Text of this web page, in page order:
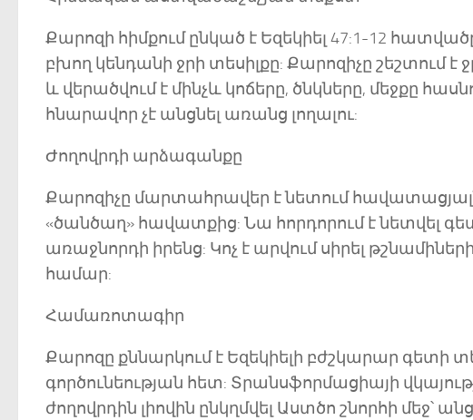
Քարոզի հիմքում ընկած է Եզեկիել 47:1-12
բխող կենդանի ջրի տեսիլքը: Քարոզիչը շեշտում է
և վերածվում է մինչև կոճերը, ծնկները, մեջքը
հնարավոր չէ անցնել առանց լողալու:
Ժողովրդի արձագանքը
Քարոզիչը մարտահրավեր է նետում
«ծանծաղ» հավատքից: Նա հորդորում է նետվել
առաջնորդի իրենց: Կոչ է արվում սիրել
համար:
Համառոտագիր
Քարոզը քննարկում է Եզեկիելի բժշկարար գետի
գործունեության հետ: Տրանսֆորմացիայի
ժողովրդին լիովին ընկղմվել Աստծո շնորհի մեջ՝